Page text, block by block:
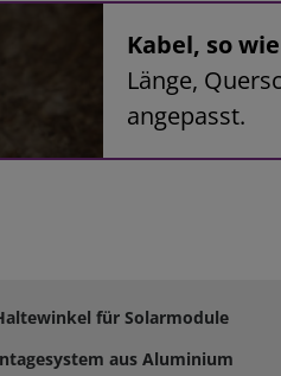
Kabel, so
Länge,
angepasst.
für Solarmodule
aus Aluminium